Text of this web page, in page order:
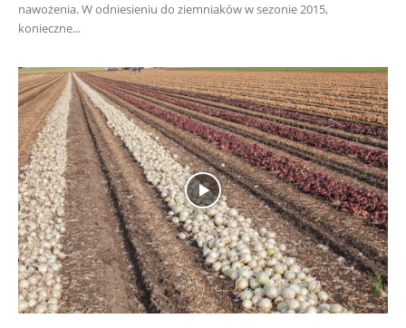
nawożenia. W odniesieniu do ziemniaków w sezonie 2015,
konieczne...